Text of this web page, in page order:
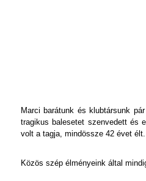
Marci barátunk és klubtársunk
tragikus balesetet szenvedett és
volt a tagja, mindössze 42 évet
Közös szép élményeink által